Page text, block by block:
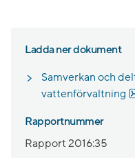
Ladda ner dokument
Samverkan och
vattenförvaltning
Rapportnummer
Rapport 2016:35